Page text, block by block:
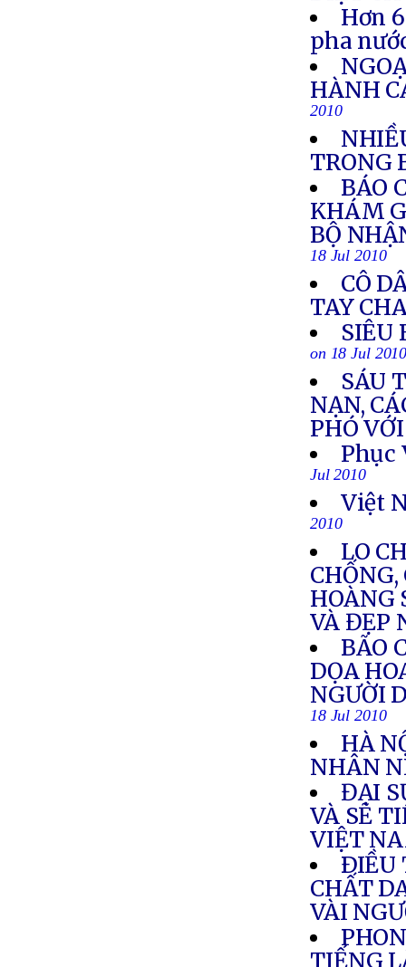
Hơn
pha
HÀNH
2010
TRONG
BÁO
KHÁM
BỘ
18 Jul 2010
CÔ
TAY
SIÊU
on 18 Jul
SÁU
NẠN,
PHÓ
Phục
Jul 2010
Việt
2010
LO
HOÀNG
VÀ ĐẸP
BÃO
DỌA
NGƯỜI
18 Jul 2010
HÀ
NHÂN
ĐẠI
VÀ SẼ
VIỆT
ÐIỀU
CHẤT
VÀI
TIẾNG